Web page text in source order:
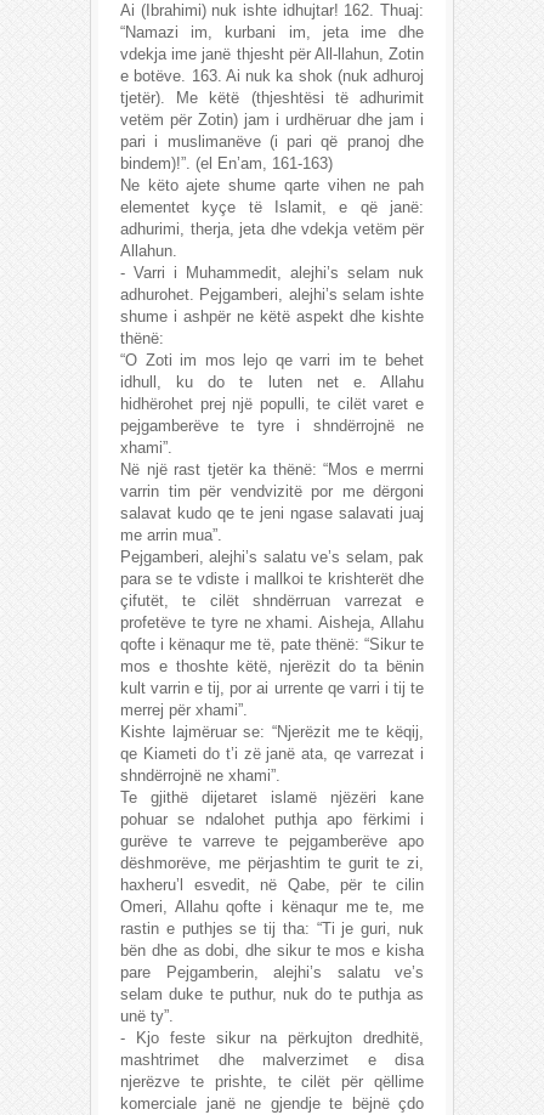
Ai (Ibrahimi) nuk ishte idhujtar! 162. Thuaj:
“Namazi im, kurbani im, jeta ime dhe
vdekja ime janë thjesht për All-llahun, Zotin
e botëve. 163. Ai nuk ka shok (nuk adhuroj
tjetër). Me këtë (thjeshtësi të adhurimit
vetëm për Zotin) jam i urdhëruar dhe jam i
pari i muslimanëve (i pari që pranoj dhe
bindem)!”. (el En’am, 161-163)
Ne këto ajete shume qarte vihen ne pah
elementet kyçe të Islamit, e që janë:
adhurimi, therja, jeta dhe vdekja vetëm për
Allahun.
- Varri i Muhammedit, alejhi’s selam nuk
adhurohet. Pejgamberi, alejhi’s selam ishte
shume i ashpër ne këtë aspekt dhe kishte
thënë:
“O Zoti im mos lejo qe varri im te behet
idhull, ku do te luten net e. Allahu
hidhërohet prej një populli, te cilët varet e
pejgamberëve te tyre i shndërrojnë ne
xhami”.
Në një rast tjetër ka thënë: “Mos e merrni
varrin tim për vendvizitë por me dërgoni
salavat kudo qe te jeni ngase salavati juaj
me arrin mua”.
Pejgamberi, alejhi’s salatu ve’s selam, pak
para se te vdiste i mallkoi te krishterët dhe
çifutët, te cilët shndërruan varrezat e
profetëve te tyre ne xhami. Aisheja, Allahu
qofte i kënaqur me të, pate thënë: “Sikur te
mos e thoshte këtë, njerëzit do ta bënin
kult varrin e tij, por ai urrente qe varri i tij te
merrej për xhami”.
Kishte lajmëruar se: “Njerëzit me te këqij,
qe Kiameti do t’i zë janë ata, qe varrezat i
shndërrojnë ne xhami”.
Te gjithë dijetaret islamë njëzëri kane
pohuar se ndalohet puthja apo fërkimi i
gurëve te varreve te pejgamberëve apo
dëshmorëve, me përjashtim te gurit te zi,
haxheru’l esvedit, në Qabe, për te cilin
Omeri, Allahu qofte i kënaqur me te, me
rastin e puthjes se tij tha: “Ti je guri, nuk
bën dhe as dobi, dhe sikur te mos e kisha
pare Pejgamberin, alejhi’s salatu ve’s
selam duke te puthur, nuk do te puthja as
unë ty”.
- Kjo feste sikur na përkujton dredhitë,
mashtrimet dhe malverzimet e disa
njerëzve te prishte, te cilët për qëllime
komerciale janë ne gjendje te bëjnë çdo